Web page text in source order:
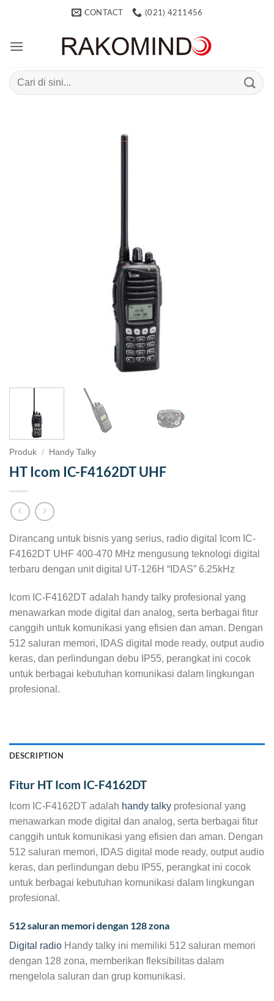
CONTACT (021) 4211456
Search
for:
Produk / Handy Talky
HT Icom IC-F4162DT UHF
Dirancang untuk bisnis yang serius, radio digital Icom IC-
F4162DT UHF 400-470 MHz mengusung teknologi digital
terbaru dengan unit digital UT-126H “IDAS” 6.25kHz
Icom IC-F4162DT adalah handy talky profesional yang
menawarkan mode digital dan analog, serta berbagai fitur
canggih untuk komunikasi yang efisien dan aman. Dengan
512 saluran memori, IDAS digital mode ready, output audio
keras, dan perlindungan debu IP55, perangkat ini cocok
untuk berbagai kebutuhan komunikasi dalam lingkungan
profesional.
DESCRIPTION
Fitur HT Icom IC-F4162DT
Icom IC-F4162DT adalah handy talky profesional yang
menawarkan mode digital dan analog, serta berbagai fitur
canggih untuk komunikasi yang efisien dan aman. Dengan
512 saluran memori, IDAS digital mode ready, output audio
keras, dan perlindungan debu IP55, perangkat ini cocok
untuk berbagai kebutuhan komunikasi dalam lingkungan
profesional.
512 saluran memori dengan 128 zona
Digital radio Handy talky ini memiliki 512 saluran memori
dengan 128 zona, memberikan fleksibilitas dalam
mengelola saluran dan grup komunikasi.